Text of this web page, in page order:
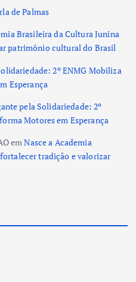
de Palmas
Brasileira da Cultura Junina
patrimônio cultural do Brasil
2º ENMG Mobiliza
Esperança
pela Solidariedade: 2º
Motores em Esperança
emNasce a Academia
tradição e valorizar